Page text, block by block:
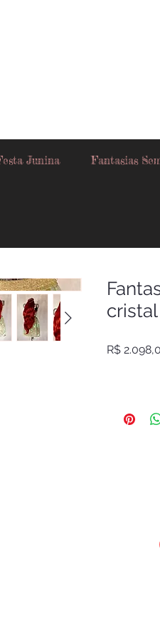
Junina Fantasias
R$